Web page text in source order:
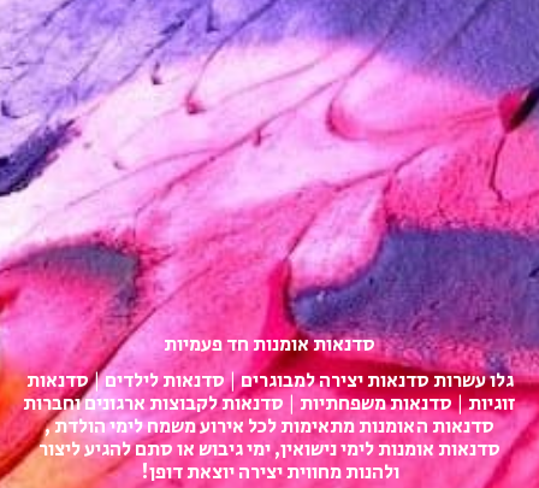
סדנאות אומנות חד פעמיות​
גלו עשרות סדנאות יצירה למבוגרים | סדנאות לילדים | סדנאות
זוגיות | סדנאות משפחתיות | סדנאות לקבוצות ארגונים וחברות
סדנאות האומנות מתאימות לכל אירוע משמח לימי הולדת ,
סדנאות אומנות לימי נישואין, ימי גיבוש או סתם להגיע ליצור
ולהנות מחווית יצירה יוצאת דופן!